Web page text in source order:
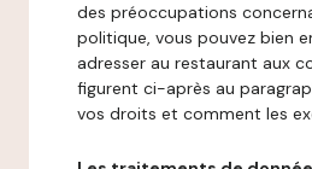
des préoccupations
politique, vous pouvez bien
adresser au restaurant aux
figurent ci-après au
vos droits et comment les